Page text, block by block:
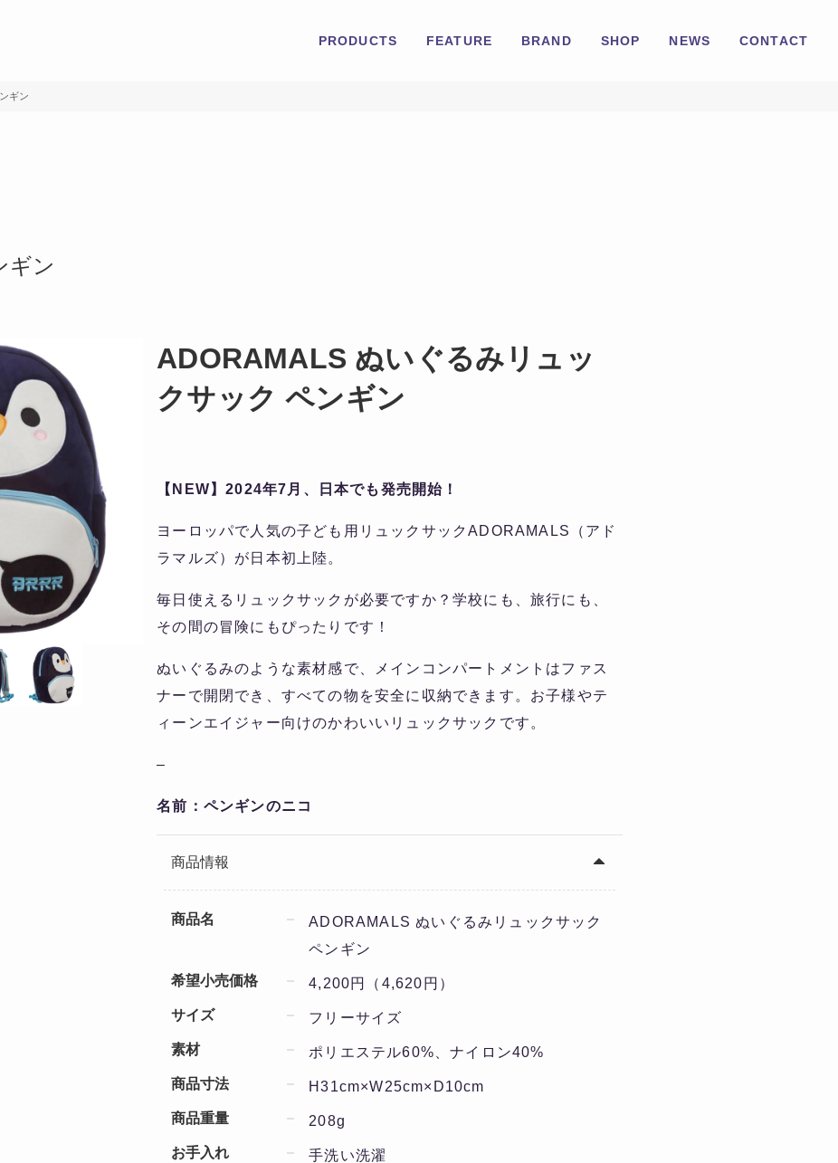
PRODUCTS FEATURE BRAND SHOP NEWS CONTACT
ギン
ギン
ADORAMALS ぬいぐるみリュッ
クサック ペンギン
【NEW】2024年7月、日本でも発売開始！
ヨーロッパで人気の子ども用リュックサックADORAMALS（アド
ラマルズ）が日本初上陸。
毎日使えるリュックサックが必要ですか？学校にも、旅行にも、
その間の冒険にもぴったりです！
ぬいぐるみのような素材感で、メインコンパートメントはファス
ナーで開閉でき、すべての物を安全に収納できます。お子様やテ
ィーンエイジャー向けのかわいいリュックサックです。
–
名前：ペンギンのニコ
商品情報
商品名
ADORAMALS ぬいぐるみリュックサック
ペンギン
希望小売価格 4,200円（4,620円）
サイズ フリーサイズ
素材 ポリエステル60%、ナイロン40%
商品寸法 H31cm×W25cm×D10cm
商品重量 208g
お手入れ 手洗い洗濯